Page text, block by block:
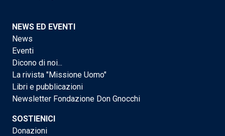
NEWS ED EVENTI
News
Eventi
Dicono di noi...
La rivista "Missione Uomo"
Libri e pubblicazioni
Newsletter Fondazione Don Gnocchi
SOSTIENICI
Donazioni